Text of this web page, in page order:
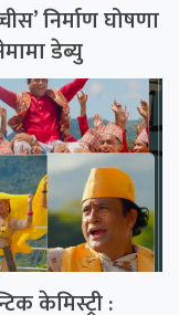
निर्माण घोषणा
डेब्यु
केमिस्ट्री :